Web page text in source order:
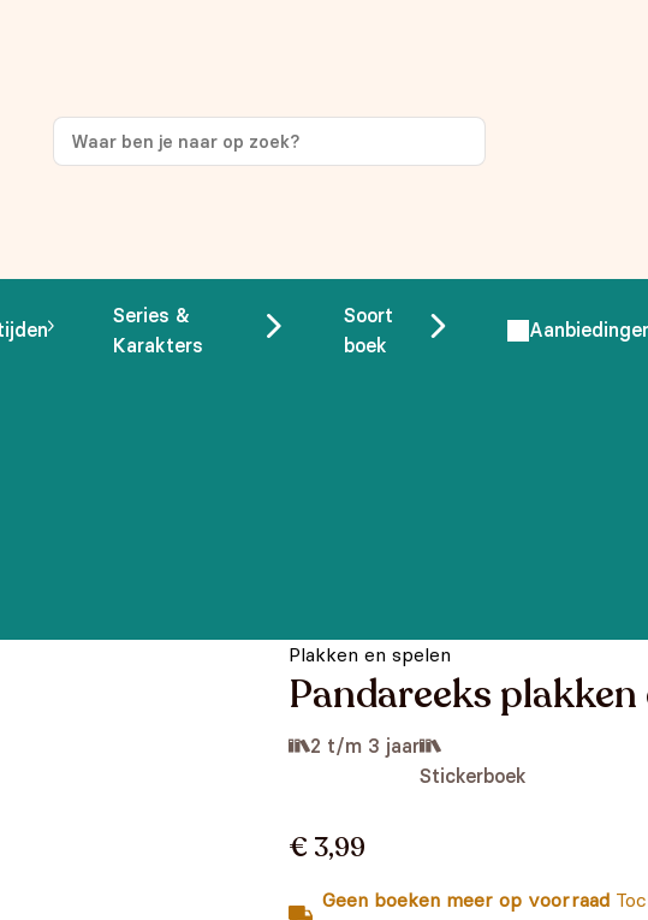
Series &
Karakters
Soort
boek
Plakken en spelen
Pandareeks
2 t/m 3 jaar
Stickerboek
€ 3,99
Geen boeken meer op voorraad
op je eerste aankoop!